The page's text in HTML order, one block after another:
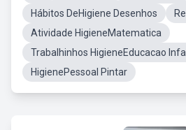
Hábitos DeHigiene Desenhos
Atividade HigieneMatematica
Trabalhinhos HigieneEducacao
HigienePessoal Pintar